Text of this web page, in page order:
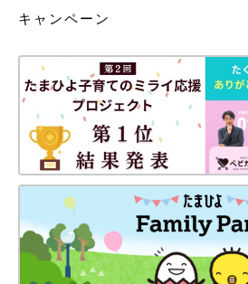
けてくれているというだけでうれしかっ
絵さん）
丹波篠山市には、分娩施設が１カ所あ
するのは自身が働く大阪の総合病院の
17日に日付けが変わってから、少しずつ
「自分で確認したら、子宮口が2cmぐ
に大阪の総合病院まで送ってもらいま
ち会い出産
はできません。夫は近くの
そして2022年4月17日、11時51分、身
元気な男の子・蔵之助くんが誕生しま
キャンペーン